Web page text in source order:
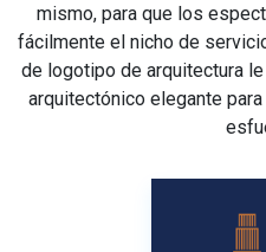
mismo, para que los
fácilmente el nicho de
de logotipo de arquitectura
arquitectónico elegante